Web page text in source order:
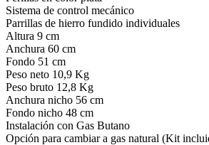
Sistema de control mecánico
Parrillas de hierro fundido individuales
Altura 9 cm
Anchura 60 cm
Fondo 51 cm
Peso neto 10,9 Kg
Peso bruto 12,8 Kg
Anchura nicho 56 cm
Fondo nicho 48 cm
Instalación con Gas Butano
Opción para cambiar a gas natural (Kit